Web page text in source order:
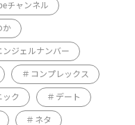
チャンネル
か
ンジェルナンバー
コンプレックス
ック デート
ネタ